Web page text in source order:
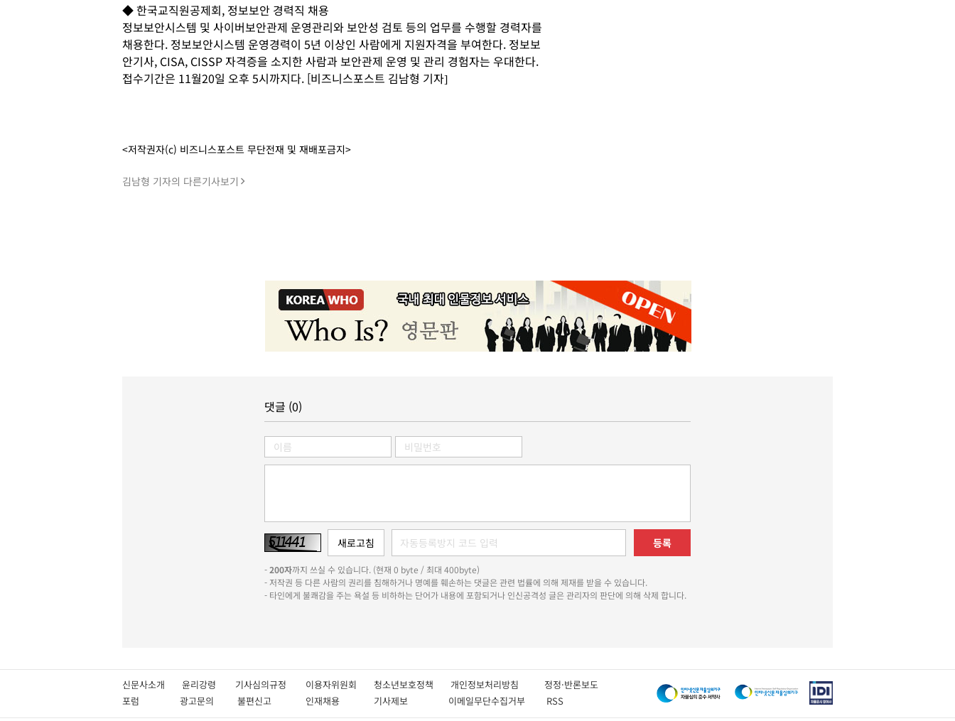
◆ 한국교직원공제회, 정보보안 경력직 채용
정보보안시스템 및 사이버보안관제 운영관리와 보안성 검토 등의 업무를 수행할 경력자를
채용한다. 정보보안시스템 운영경력이 5년 이상인 사람에게 지원자격을 부여한다. 정보보
안기사, CISA, CISSP 자격증을 소지한 사람과 보안관제 운영 및 관리 경험자는 우대한다.
접수기간은 11월20일 오후 5시까지다. [비즈니스포스트 김남형 기자]
<저작권자(c) 비즈니스포스트 무단전재 및 재배포금지>
김남형 기자의 다른기사보기
댓글 (0)
등록
-200자까지 쓰실 수 있습니다. (현재 0 byte / 최대 400byte)
- 저작권 등 다른 사람의 권리를 침해하거나 명예를 훼손하는 댓글은 관련 법률에 의해 제재를 받을 수 있습니다.
- 타인에게 불쾌감을 주는 욕설 등 비하하는 단어가 내용에 포함되거나 인신공격성 글은 관리자의 판단에 의해 삭제 합니다.
신문사소개 윤리강령 기사심의규정 이용자위원회 청소년보호정책 개인정보처리방침 정정·반론보도
포럼
광고문의 불편신고 인재채용 기사제보 이메일무단수집거부 RSS